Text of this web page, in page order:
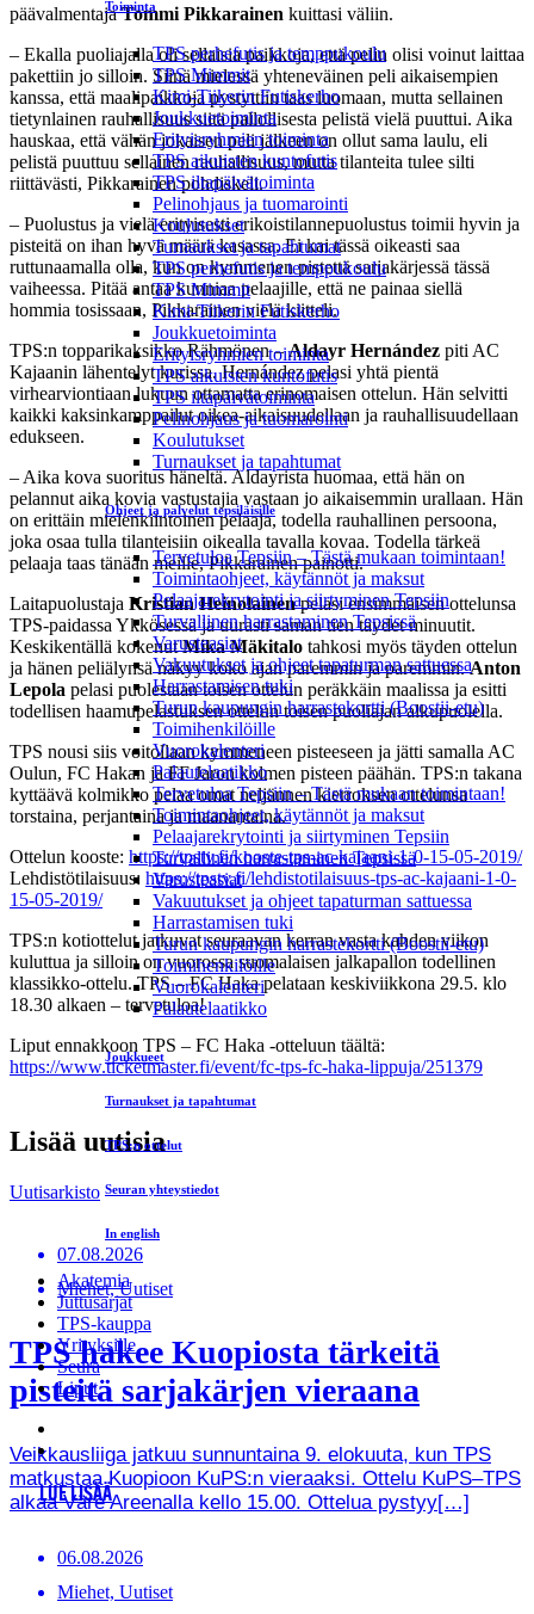
Toiminta
TPS perhefutis ja temppukoulu
TPS Mimmit
Kimi-Tiikerin Futiskerho
Joukkuetoiminta
Erityisryhmien toiminta
TPS aikuisten kuntofutis
TPS iltapäivätoiminta
Pelinohjaus ja tuomarointi
Koulutukset
Turnaukset ja tapahtumat
TPS perhefutis ja temppukoulu
TPS Mimmit
Kimi-Tiikerin Futiskerho
Joukkuetoiminta
Erityisryhmien toiminta
TPS aikuisten kuntofutis
TPS iltapäivätoiminta
Pelinohjaus ja tuomarointi
Koulutukset
Turnaukset ja tapahtumat
Ohjeet ja palvelut tepsiläisille
Tervetuloa Tepsiin – Tästä mukaan toimintaan!
Toimintaohjeet, käytännöt ja maksut
Pelaajarekrytointi ja siirtyminen Tepsiin
Turvallinen harrastaminen Tepsissä
Varusteasiat
Vakuutukset ja ohjeet tapaturman sattuessa
Harrastamisen tuki
Turun kaupungin harrastekortti (Boostii-etu)
Toimihenkilöille
Vuorokalenteri
Palautelaatikko
Tervetuloa Tepsiin – Tästä mukaan toimintaan!
Toimintaohjeet, käytännöt ja maksut
Pelaajarekrytointi ja siirtyminen Tepsiin
Turvallinen harrastaminen Tepsissä
Varusteasiat
Vakuutukset ja ohjeet tapaturman sattuessa
Harrastamisen tuki
Turun kaupungin harrastekortti (Boostii-etu)
Toimihenkilöille
Vuorokalenteri
Palautelaatikko
Joukkueet
Turnaukset ja tapahtumat
TPS:n ottelut
Seuran yhteystiedot
In english
Akatemia
Juttusarjat
TPS-kauppa
Yrityksille
Seura
Liput
päävalmentajaTommi Pikkarainen kuittasi väliin.
– Ekalla puoliajalla oli sellaisia paikkoja, että pelin olisi voinut laittaa
pakettiin jo silloin. Siinä mielessä yhteneväinen peli aikaisempien
kanssa, että maalipaikkoja pystyttiin taas luomaan, mutta sellainen
tietynlainen rauhallisuus siitä pallollisesta pelistä vielä puuttui. Aika
hauskaa, että vähän jokaisen peli jälkeen on ollut sama laulu, eli
pelistä puuttuu sellainen rauhallisuus, mutta tilanteita tulee silti
riittävästi, Pikkarainen pohdiskeli.
– Puolustus ja vielä erityisesti erikoistilannepuolustus toimii hyvin ja
pisteitä on ihan hyvä määrä kasassa. Ei kai tässä oikeasti saa
ruttunaamalla olla, kun on kymmenen pistettä sarjakärjessä tässä
vaiheessa. Pitää antaa kunniaa pelaajille, että ne painaa siellä
hommia tosissaan, Pikkarainen vielä kiitteli.
TPS:n topparikaksikko Rähmönen –Aldayr Hernández piti AC
Kajaanin lähentelyt kurissa. Hernández pelasi yhtä pientä
virhearviontiaan lukuun ottamatta erinomaisen ottelun. Hän selvitti
kaikki kaksinkamppailut oikea-aikaisuudellaan ja rauhallisuudellaan
edukseen.
– Aika kova suoritus häneltä. Aldayrista huomaa, että hän on
pelannut aika kovia vastustajia vastaan jo aikaisemmin urallaan. Hän
on erittäin mielenkiintoinen pelaaja, todella rauhallinen persoona,
joka osaa tulla tilanteisiin oikealla tavalla kovaa. Todella tärkeä
pelaaja taas tänään meille, Pikkarainen painotti.
Laitapuolustaja Kristian Heinolainenpelasi ensimmäisen ottelunsa
TPS-paidassa Ykkösessä ja uurasti saman tien täydet minuutit.
Keskikentällä kokenutMika Mäkitalo tahkosi myös täyden ottelun
ja hänen peliälynsä näkyy koko ajan paremmin ja paremmin.Anton
Lepola pelasi puolestaan toisen ottelun peräkkäin maalissa ja esitti
todellisen haamupelastuksen ottelun toisen puoliajan alkupuolella.
TPS nousi siis voitollaan kymmeneen pisteeseen ja jätti samalla AC
Oulun, FC Hakan ja FF Jaron kolmen pisteen päähän. TPS:n takana
kyttäävä kolmikko pelaa omat neljännen kierroksen ottelunsa
torstaina, perjantaina ja maanantaina.
Ottelun kooste: https://tpstv.fi/kooste-tps-ac-kajaani-1-0-15-05-2019/
Lehdistötilaisuus: https://tpstv.fi/lehdistotilaisuus-tps-ac-kajaani-1-0-
15-05-2019/
TPS:n kotiottelut jatkuvat seuraavan kerran vasta kahden viikon
kuluttua ja silloin on vuorossa suomalaisen jalkapallon todellinen
klassikko-ottelu. TPS – FC Haka pelataan keskiviikkona 29.5. klo
18.30 alkaen – tervetuloa!
Liput ennakkoon TPS – FC Haka -otteluun täältä:
https://www.ticketmaster.fi/event/fc-tps-fc-haka-lippuja/251379
Lisää uutisia
Uutisarkisto
07.08.2026
Miehet, Uutiset
TPS hakee Kuopiosta tärkeitä
pisteitä sarjakärjen vieraana
Veikkausliiga jatkuu sunnuntaina 9. elokuuta, kun TPS
matkustaa Kuopioon KuPS:n vieraaksi. Ottelu KuPS–TPS
alkaa Väre Areenalla kello 15.00. Ottelua pystyy[…]
LUE LISÄÄ
06.08.2026
Miehet, Uutiset